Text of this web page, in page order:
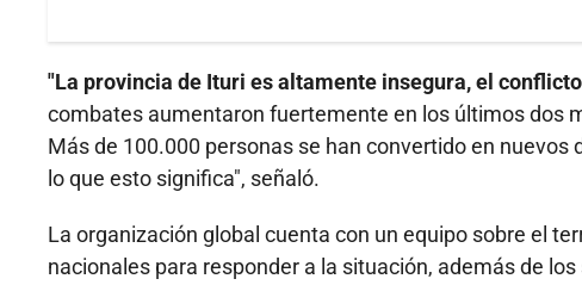
"La provincia de Ituri es altamente insegura, el
combates aumentaron fuertemente en los últimos dos
Más de 100.000 personas se han convertido en
lo que esto significa", señaló.
La organización global cuenta con un equipo sobre el
nacionales para responder a la situación, además de